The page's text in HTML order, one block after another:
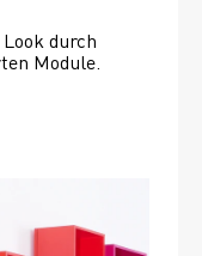
durch
Module.